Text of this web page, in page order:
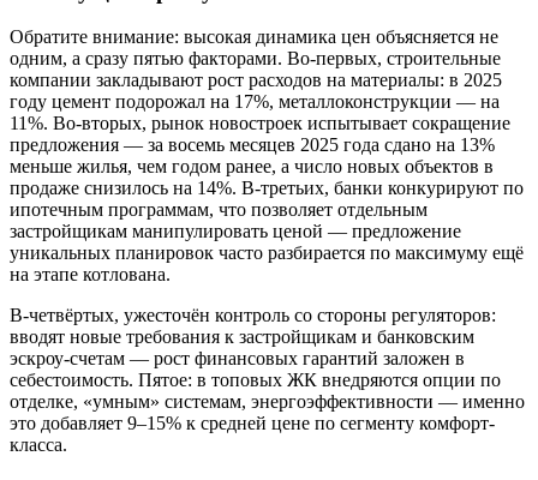
Обратите внимание: высокая динамика цен объясняется не
одним, а сразу пятью факторами. Во-первых, строительные
компании закладывают рост расходов на материалы: в 2025
году цемент подорожал на 17%, металлоконструкции — на
11%. Во-вторых, рынок новостроек испытывает сокращение
предложения — за восемь месяцев 2025 года сдано на 13%
меньше жилья, чем годом ранее, а число новых объектов в
продаже снизилось на 14%. В-третьих, банки конкурируют по
ипотечным программам, что позволяет отдельным
застройщикам манипулировать ценой — предложение
уникальных планировок часто разбирается по максимуму ещё
на этапе котлована.
В-четвёртых, ужесточён контроль со стороны регуляторов:
вводят новые требования к застройщикам и банковским
эскроу-счетам — рост финансовых гарантий заложен в
себестоимость. Пятое: в топовых ЖК внедряются опции по
отделке, «умным» системам, энергоэффективности — именно
это добавляет 9–15% к средней цене по сегменту комфорт-
класса.